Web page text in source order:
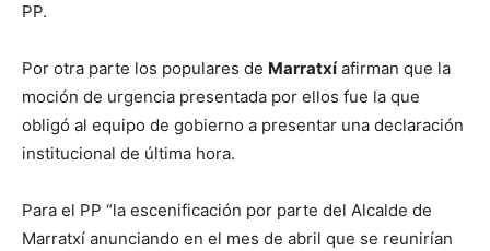
PP.
Por otra parte los populares de Marratxíafirman que la
moción de urgencia presentada por ellos fue la que
obligó al equipo de gobierno a presentar una declaración
institucional de última hora.
Para el PP “la escenificación por parte del Alcalde de
Marratxí anunciando en el mes de abril que se reunirían